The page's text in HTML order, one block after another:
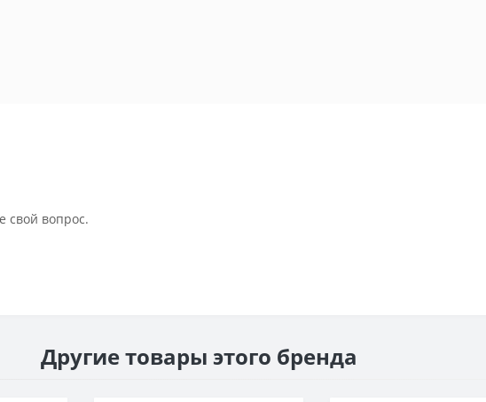
свой вопрос.
Другие товары этого бренда